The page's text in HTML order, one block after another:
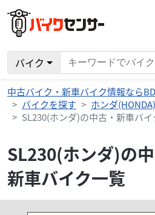
バイク
中古バイク・新車バイク情報なら
バイクを探す
ホンダ(HONDA)
SL230(ホンダ)の中古・新車バ
SL230(ホンダ)の中
新車バイク一覧